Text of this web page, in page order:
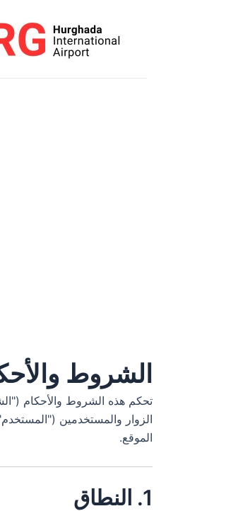
الشروط
تحكم هذه الشروط والأحكام
الزوار والمستخدمين
الموقع.
1. النطاق